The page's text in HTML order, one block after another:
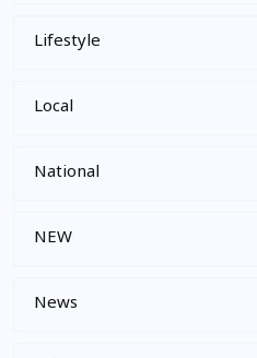
Lifestyle
Local
National
NEW
News